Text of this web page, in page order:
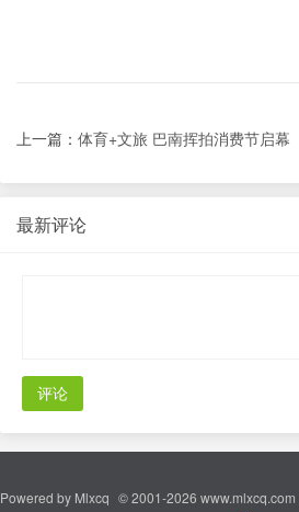
上一篇： 体育+文旅 巴南挥拍消费节启幕
最新评论
评论
Powered by Mlxcq © 2001-2026 www.mlxcq.com